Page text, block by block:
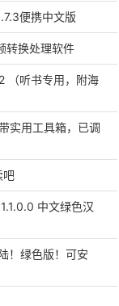
便携中文版
转换处理软件
（听书专用，附海
实用工具箱，已调
吧
中文绿色汉
！绿色版！可安